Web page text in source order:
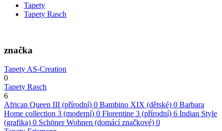
Tapety
Tapety Rasch
značka
Tapety AS-Creation
0
Tapety Rasch
6
African Queen III (přírodní) 0 Bambino XIX (dětské) 0 Barbara
Home collection 3 (moderní) 0 Florentine 3 (přírodní) 6 Indian Style
(grafika) 0 Schöner Wohnen (domácí značkové) 0